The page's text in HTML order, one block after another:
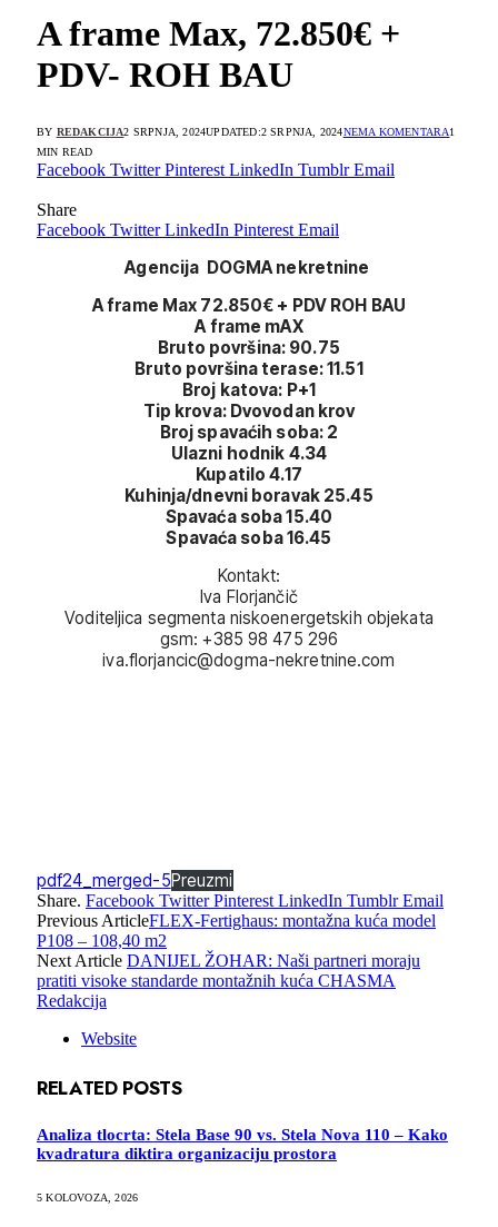
A frame Max, 72.850€ +
PDV- ROH BAU
BY REDAKCIJA2 SRPNJA, 2024UPDATED:2 SRPNJA, 2024NEMA KOMENTARA1
MIN READ
Facebook Twitter Pinterest LinkedIn Tumblr Email
Share
Facebook Twitter LinkedIn Pinterest Email
Agencija DOGMA nekretnine
A frame Max 72.850€ + PDV ROH BAU
A frame mAX
Bruto površina: 90.75
Bruto površina terase: 11.51
Broj katova: P+1
Tip krova: Dvovodan krov
Broj spavaćih soba: 2
Ulazni hodnik 4.34
Kupatilo 4.17
Kuhinja/dnevni boravak 25.45
Spavaća soba 15.40
Spavaća soba 16.45
Kontakt:
Iva Florjančič
Voditeljica segmenta niskoenergetskih objekata
gsm: +385 98 475 296
iva.florjancic@dogma-nekretnine.com
pdf24_merged-5Preuzmi
Share. Facebook Twitter Pinterest LinkedIn Tumblr Email
Previous ArticleFLEX-Fertighaus: montažna kuća model
P108 – 108,40 m2
Next Article DANIJEL ŽOHAR: Naši partneri moraju
pratiti visoke standarde montažnih kuća CHASMA
Redakcija
Website
RELATED POSTS
Analiza tlocrta: Stela Base 90 vs. Stela Nova 110 – Kako
kvadratura diktira organizaciju prostora
5 KOLOVOZA, 2026